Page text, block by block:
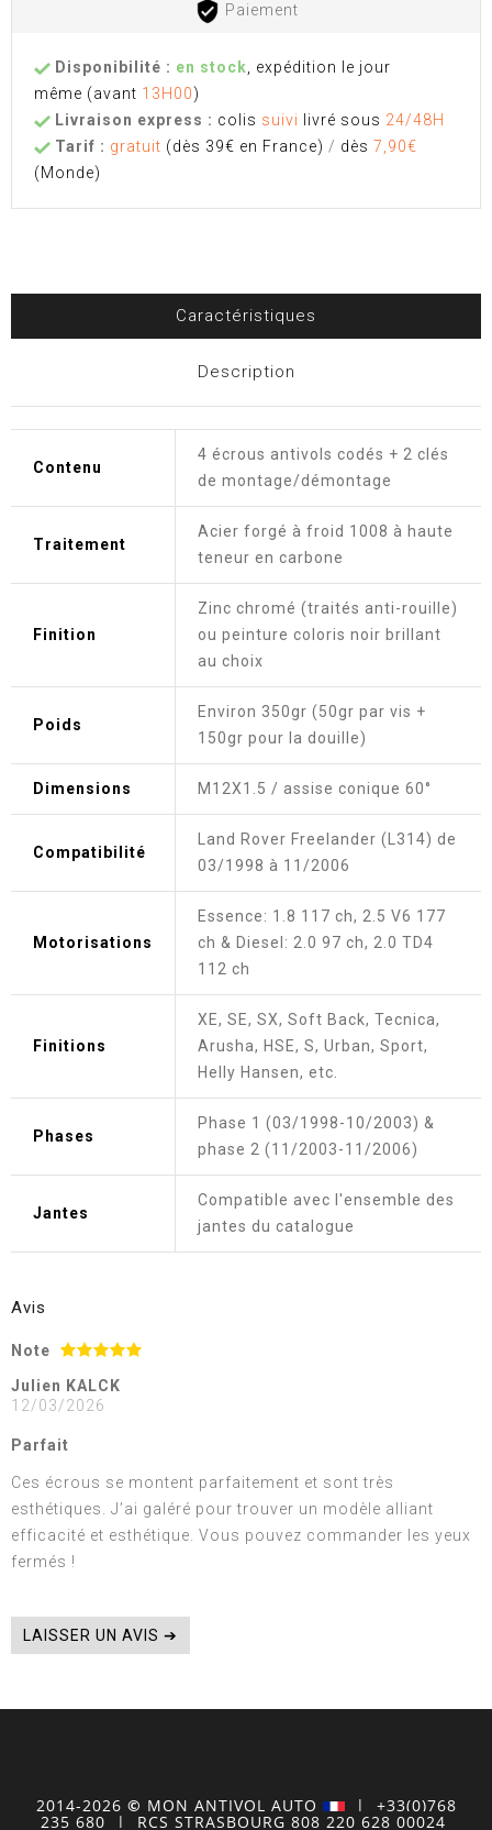
Paiement
Disponibilité : en stock, expédition le jour
même (avant 13H00)
Livraison express : colis suivi livré sous 24/48H
Tarif : gratuit (dès 39€ en France) / dès 7,90€
(Monde)
Caractéristiques
Description
Contenu
4 écrous antivols codés + 2 clés
de montage/démontage
Traitement
Acier forgé à froid 1008 à haute
teneur en carbone
Finition
Zinc chromé (traités anti-rouille)
ou peinture coloris noir brillant
au choix
Poids
Environ 350gr (50gr par vis +
150gr pour la douille)
Dimensions M12X1.5 / assise conique 60°
Compatibilité
Land Rover Freelander (L314) de
03/1998 à 11/2006
Motorisations
Essence: 1.8 117 ch, 2.5 V6 177
ch & Diesel: 2.0 97 ch, 2.0 TD4
112 ch
Finitions
XE, SE, SX, Soft Back, Tecnica,
Arusha, HSE, S, Urban, Sport,
Helly Hansen, etc.
Phases
Phase 1 (03/1998-10/2003) &
phase 2 (11/2003-11/2006)
Jantes
Compatible avec l'ensemble des
jantes du catalogue
Avis
Note
Julien KALCK
12/03/2026
Parfait
Ces écrous se montent parfaitement et sont très
esthétiques. J’ai galéré pour trouver un modèle alliant
efficacité et esthétique. Vous pouvez commander les yeux
fermés !
LAISSER UN AVIS ➔
2014-2026 © MON ANTIVOL AUTO | +33(0)768
235 680 | RCS STRASBOURG 808 220 628 00024